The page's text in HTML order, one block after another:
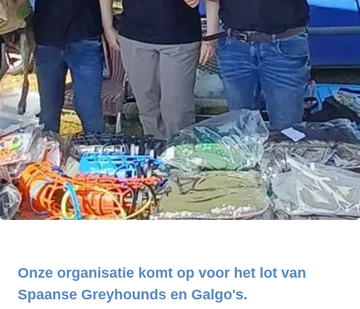
Onze organisatie komt op voor het lot van
Spaanse Greyhounds en Galgo's.